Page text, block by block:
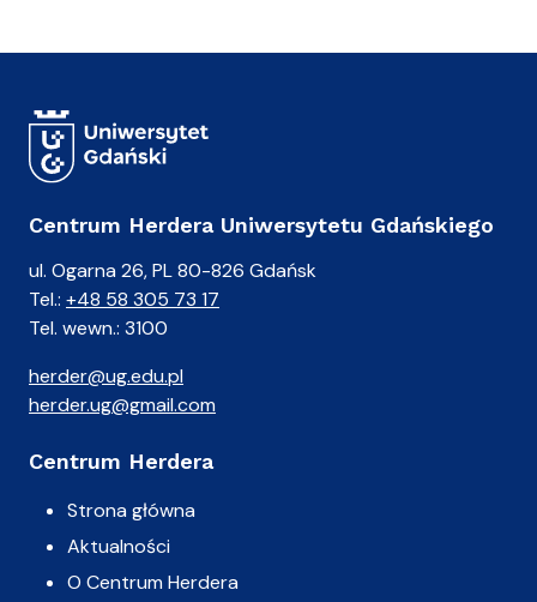
Centrum Herdera Uniwersytetu Gdańskiego
ul. Ogarna 26, PL 80-826 Gdańsk
Tel.: +48 58 305 73 17
Tel. wewn.: 3100
herder@ug.edu.pl
herder.ug@gmail.com
Centrum Herdera
Strona główna
Aktualności
O Centrum Herdera